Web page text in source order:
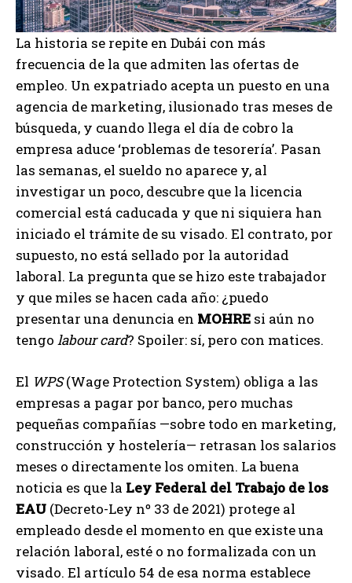
La historia se repite en Dubái con más
frecuencia de la que admiten las ofertas de
empleo. Un expatriado acepta un puesto en una
agencia de marketing, ilusionado tras meses de
búsqueda, y cuando llega el día de cobro la
empresa aduce ‘problemas de tesorería’. Pasan
las semanas, el sueldo no aparece y, al
investigar un poco, descubre que la licencia
comercial está caducada y que ni siquiera han
iniciado el trámite de su visado. El contrato, por
supuesto, no está sellado por la autoridad
laboral. La pregunta que se hizo este trabajador
y que miles se hacen cada año: ¿puedo
presentar una denuncia en MOHRE si aún no
tengo labour card? Spoiler: sí, pero con matices.
El WPS(Wage Protection System) obliga a las
empresas a pagar por banco, pero muchas
pequeñas compañías —sobre todo en marketing,
construcción y hostelería— retrasan los salarios
meses o directamente los omiten. La buena
noticia es que la Ley Federal del Trabajo de los
EAU (Decreto-Ley nº 33 de 2021) protege al
empleado desde el momento en que existe una
relación laboral, esté o no formalizada con un
visado. El artículo 54 de esa norma establece